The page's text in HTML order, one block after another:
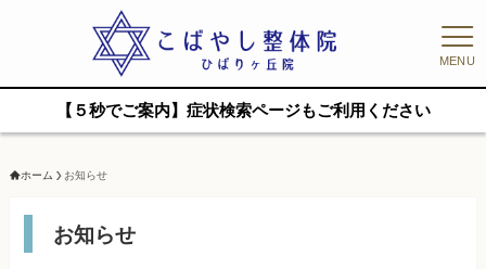
MENU
【５秒でご案内】症状検索ページもご利用ください
ホーム お知らせ
お知らせ